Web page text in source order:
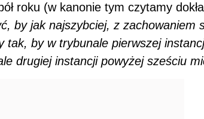
roku (w kanonie tym czytamy
by jak najszybciej, z zachowaniem
tak, by w trybunale pierwszej
drugiej instancji powyżej sześciu